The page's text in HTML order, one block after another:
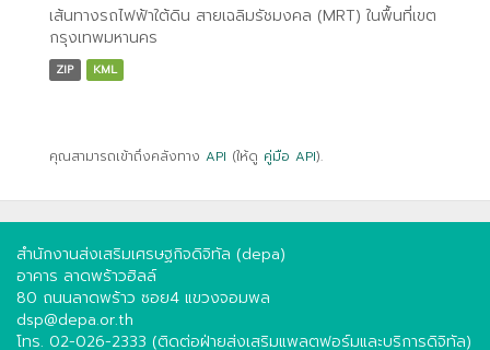
เส้นทางรถไฟฟ้าใต้ดิน สายเฉลิมรัชมงคล (MRT) ในพื้นที่เขต
กรุงเทพมหานคร
ZIP KML
คุณสามารถเข้าถึงคลังทาง API (ให้ดู คู่มือ API).
สำนักงานส่งเสริมเศรษฐกิจดิจิทัล (depa)
อาคาร ลาดพร้าวฮิลล์
80 ถนนลาดพร้าว ซอย4 แขวงจอมพล
dsp@depa.or.th
โทร. 02-026-2333 (ติดต่อฝ่ายส่งเสริมแพลตฟอร์มและบริการดิจิทัล)